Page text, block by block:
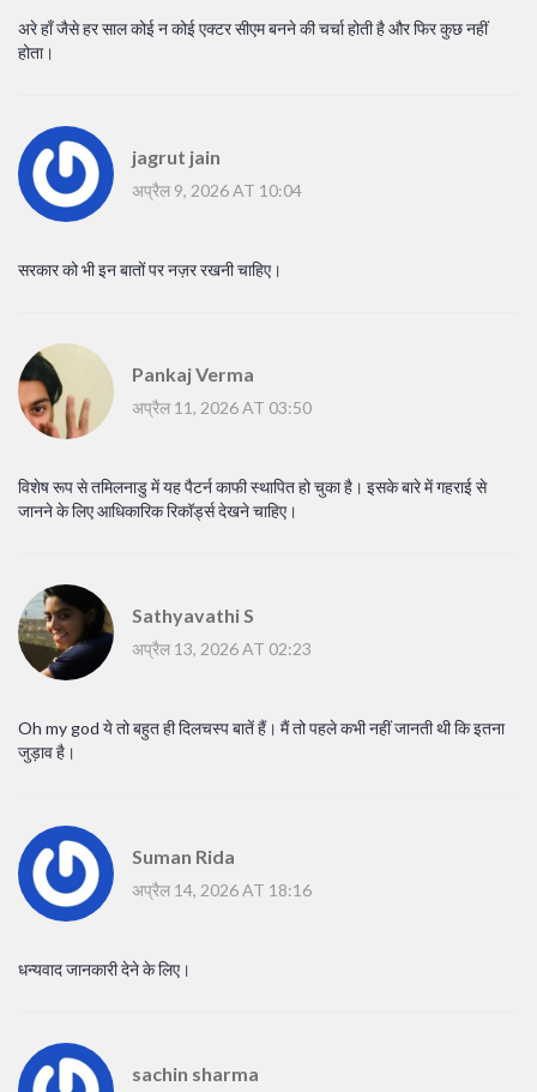
अरे हाँ जैसे हर साल कोई न कोई एक्टर सीएम बनने की चर्चा होती है और फिर कुछ नहीं
होता।
jagrut jain
अप्रैल 9, 2026 AT 10:04
सरकार को भी इन बातों पर नज़र रखनी चाहिए।
Pankaj Verma
अप्रैल 11, 2026 AT 03:50
विशेष रूप से तमिलनाडु में यह पैटर्न काफी स्थापित हो चुका है। इसके बारे में गहराई से
जानने के लिए आधिकारिक रिकॉर्ड्स देखने चाहिए।
Sathyavathi S
अप्रैल 13, 2026 AT 02:23
Oh my god ये तो बहुत ही दिलचस्प बातें हैं। मैं तो पहले कभी नहीं जानती थी कि इतना
जुड़ाव है।
Suman Rida
अप्रैल 14, 2026 AT 18:16
धन्यवाद जानकारी देने के लिए।
sachin sharma